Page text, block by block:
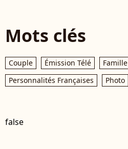
Mots clés
Couple Émission Télé Famille
Personnalités Françaises
Photo
false